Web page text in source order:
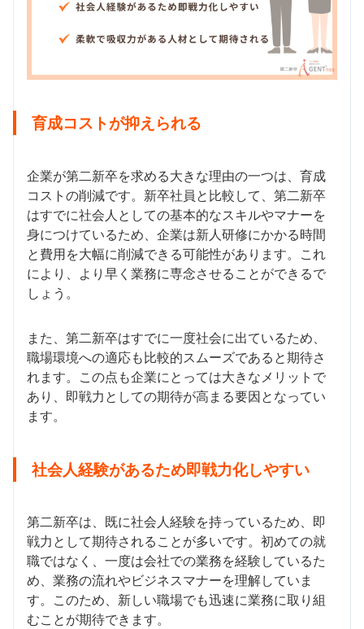
育成コストが抑えられる
企業が第二新卒を求める大きな理由の一つは、育成
コストの削減です。新卒社員と比較して、第二新卒
はすでに社会人としての基本的なスキルやマナーを
身につけているため、企業は新人研修にかかる時間
と費用を大幅に削減できる可能性があります。これ
により、より早く業務に専念させることができるで
しょう。
また、第二新卒はすでに一度社会に出ているため、
職場環境への適応も比較的スムーズであると期待さ
れます。この点も企業にとっては大きなメリットで
あり、即戦力としての期待が高まる要因となってい
ます。
社会人経験があるため即戦力化しやすい
第二新卒は、既に社会人経験を持っているため、即
戦力として期待されることが多いです。初めての就
職ではなく、一度は会社での業務を経験しているた
め、業務の流れやビジネスマナーを理解していま
す。このため、新しい職場でも迅速に業務に取り組
むことが期待できます。